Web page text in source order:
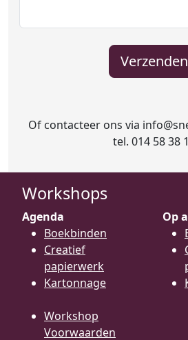
Of contacteer ons via
tel. 014 58 38
Workshops
Agenda
Boekbinden
Creatief
papierwerk
Kartonnage
Op
Workshop
Voorwaarden